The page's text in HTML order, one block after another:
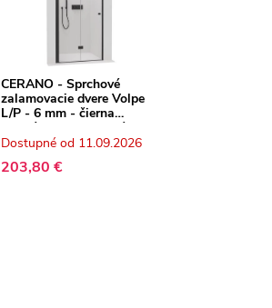
CERANO - Sprchové
zalamovacie dvere Volpe
L/P - 6 mm - čierna
matná, transparentné sklo
- 90x190 cm
Dostupné od 11.09.2026
203,80 €